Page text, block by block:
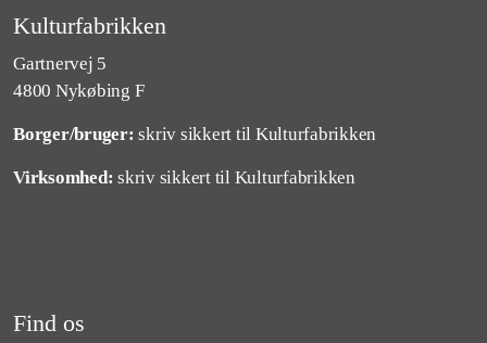
Kulturfabrikken
Gartnervej 5
4800 Nykøbing F
Borger/bruger: skriv sikkert til Kulturfabrikken
Virksomhed: skriv sikkert til Kulturfabrikken
Find os